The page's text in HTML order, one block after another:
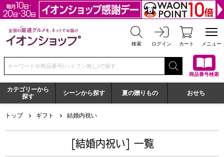
全国の厳選グルメを、ネットでお届け イオンショップ
検索 ログイン カート メニュー
検索キーワードまたは商品番号を入力してください
商品番号検索
カテゴリーから
探す
シーンから探す 夏の贈りもの おせち
トップ ギフト 結婚内祝い
[結婚内祝い] 一覧